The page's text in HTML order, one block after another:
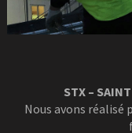
STX –
Nous avons réalisé